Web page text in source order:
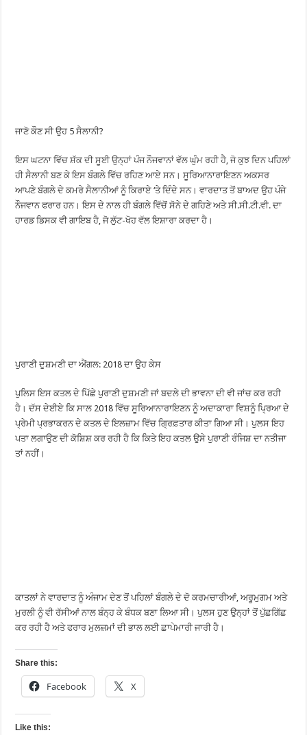
ਜਾਣੋ ਕੌਣ ਸੀ ਉਹ 5 ਸੈਲਾਨੀ?
ਇਸ ਘਟਨਾ ਵਿੱਚ ਸ਼ੱਕ ਦੀ ਸੂਈ ਉਨ੍ਹਾਂ ਪੰਜ ਨੌਜਵਾਨਾਂ ਵੱਲ ਘੁੰਮ ਰਹੀ ਹੈ, ਜੋ ਕੁਝ ਦਿਨ ਪਹਿਲਾਂ
ਹੀ ਸੈਲਾਨੀ ਬਣ ਕੇ ਇਸ ਬੰਗਲੇ ਵਿੱਚ ਰਹਿਣ ਆਏ ਸਨ। ਸੂਰਿਆਨਾਰਾਇਣਨ ਅਕਸਰ
ਆਪਣੇ ਬੰਗਲੇ ਦੇ ਕਮਰੇ ਸੈਲਾਨੀਆਂ ਨੂੰ ਕਿਰਾਏ ‘ਤੇ ਦਿੰਦੇ ਸਨ। ਵਾਰਦਾਤ ਤੋਂ ਬਾਅਦ ਉਹ ਪੰਜੇ
ਨੌਜਵਾਨ ਫਰਾਰ ਹਨ। ਇਸ ਦੇ ਨਾਲ ਹੀ ਬੰਗਲੇ ਵਿੱਚੋਂ ਸੋਨੇ ਦੇ ਗਹਿਣੇ ਅਤੇ ਸੀ.ਸੀ.ਟੀ.ਵੀ. ਦਾ
ਹਾਰਡ ਡਿਸਕ ਵੀ ਗਾਇਬ ਹੈ, ਜੋ ਲੁੱਟ-ਖੋਹ ਵੱਲ ਇਸ਼ਾਰਾ ਕਰਦਾ ਹੈ।
ਪੁਰਾਣੀ ਦੁਸ਼ਮਣੀ ਦਾ ਐਂਗਲ: 2018 ਦਾ ਉਹ ਕੇਸ
ਪੁਲਿਸ ਇਸ ਕਤਲ ਦੇ ਪਿੱਛੇ ਪੁਰਾਣੀ ਦੁਸ਼ਮਣੀ ਜਾਂ ਬਦਲੇ ਦੀ ਭਾਵਨਾ ਦੀ ਵੀ ਜਾਂਚ ਕਰ ਰਹੀ
ਹੈ। ਦੱਸ ਦੇਈਏ ਕਿ ਸਾਲ 2018 ਵਿੱਚ ਸੂਰਿਆਨਾਰਾਇਣਨ ਨੂੰ ਅਦਾਕਾਰਾ ਵਿਸ਼ਨੂੰ ਪ੍ਰਿਆ ਦੇ
ਪ੍ਰੇਮੀ ਪ੍ਰਭਾਕਰਨ ਦੇ ਕਤਲ ਦੇ ਇਲਜ਼ਾਮ ਵਿੱਚ ਗ੍ਰਿਫ਼ਤਾਰ ਕੀਤਾ ਗਿਆ ਸੀ। ਪੁਲਸ ਇਹ
ਪਤਾ ਲਗਾਉਣ ਦੀ ਕੋਸ਼ਿਸ਼ ਕਰ ਰਹੀ ਹੈ ਕਿ ਕਿਤੇ ਇਹ ਕਤਲ ਉਸੇ ਪੁਰਾਣੀ ਰੰਜਿਸ਼ ਦਾ ਨਤੀਜਾ
ਤਾਂ ਨਹੀਂ।
ਕਾਤਲਾਂ ਨੇ ਵਾਰਦਾਤ ਨੂੰ ਅੰਜਾਮ ਦੇਣ ਤੋਂ ਪਹਿਲਾਂ ਬੰਗਲੇ ਦੇ ਦੋ ਕਰਮਚਾਰੀਆਂ, ਅਰੂਮੁਗਮ ਅਤੇ
ਮੁਰਲੀ ਨੂੰ ਵੀ ਰੱਸੀਆਂ ਨਾਲ ਬੰਨ੍ਹ ਕੇ ਬੰਧਕ ਬਣਾ ਲਿਆ ਸੀ। ਪੁਲਸ ਹੁਣ ਉਨ੍ਹਾਂ ਤੋਂ ਪੁੱਛਗਿੱਛ
ਕਰ ਰਹੀ ਹੈ ਅਤੇ ਫਰਾਰ ਮੁਲਜ਼ਮਾਂ ਦੀ ਭਾਲ ਲਈ ਛਾਪੇਮਾਰੀ ਜਾਰੀ ਹੈ।
Share this:
Facebook X
Like this: